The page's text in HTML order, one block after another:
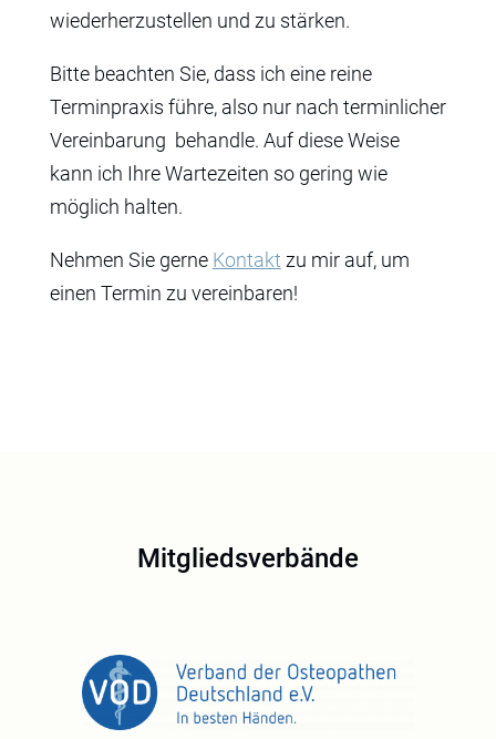
wiederherzustellen und zu stärken.
Bitte beachten Sie, dass ich eine reine
Terminpraxis führe, also nur nach terminlicher
Vereinbarung behandle. Auf diese Weise
kann ich Ihre Wartezeiten so gering wie
möglich halten.
Nehmen Sie gerne Kontakt zu mir auf, um
einen Termin zu vereinbaren!
Mitgliedsverbände